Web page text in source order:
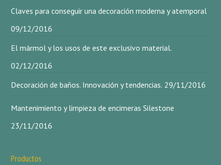
Claves para conseguir una decoración moderna y atemporal
09/12/2016
El mármol y los usos de este exclusivo material.
02/12/2016
Decoración de baños. Innovación y tendencias. 29/11/2016
Mantenimiento y limpieza de encimeras Silestone
23/11/2016
Productos